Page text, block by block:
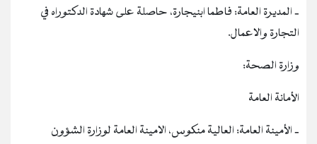
‐ المديرة العامة: فاطما ابنيجارة، حاصلة على شهادة الدكتوراه في
التجارة والاعمال.
وزارة الصحة:
الأمانة العامة
‐ الأمينة العامة: العالية منكوس، الامينة العامة لوزارة الشؤون